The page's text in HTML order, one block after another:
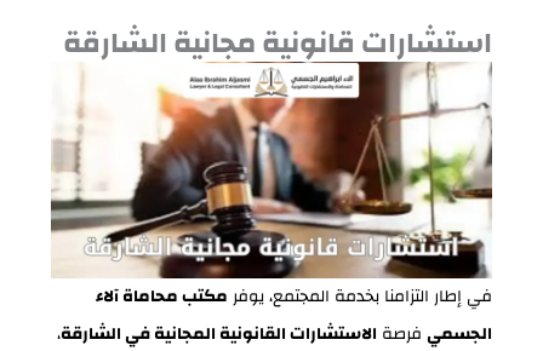
استشارات قانونية مجانية الشارقة
في إطار التزامنا بخدمة المجتمع، يوفرمكتب محاماة آلاء
الجسميفرصة الاستشارات القانونية المجانية في الشارقة،